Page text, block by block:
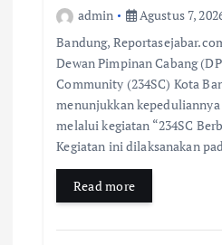
admin
Agustus 7,
Bandung,
Dewan Pimpinan Cabang
Community (234SC) Kota
menunjukkan
melalui kegiatan “234SC
Kegiatan ini dilaksanakan
Read more